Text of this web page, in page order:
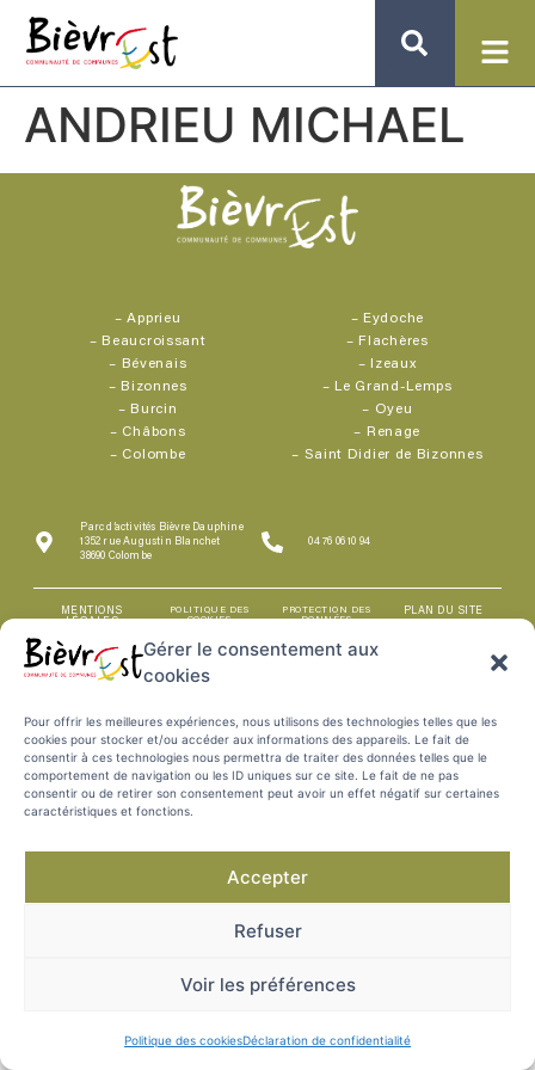
Gérer le consentement aux
cookies
Pour offrir les meilleures expériences, nous utilisons des technologies telles que les
cookies pour stocker et/ou accéder aux informations des appareils. Le fait de
consentir à ces technologies nous permettra de traiter des données telles que le
comportement de navigation ou les ID uniques sur ce site. Le fait de ne pas
consentir ou de retirer son consentement peut avoir un effet négatif sur certaines
caractéristiques et fonctions.
Accepter
Refuser
Voir les préférences
Politique des cookiesDéclaration de confidentialité
ANDRIEU MICHAEL
–Apprieu
– Beaucroissant
– Bévenais
– Bizonnes
– Burcin
– Châbons
– Colombe
– Eydoche
– Flachères
–
Izeaux
– Le Grand-Lemps
– Oyeu
– Renage
– Saint Didier de Bizonnes
Parc d’activités Bièvre Dauphine
1352 rue Augustin Blanchet
38690 Colombe
04 76 06 10 94
MENTIONS
LÉGALES
POLITIQUE DES
COOKIES
PROTECTION DES
DONNÉES
PLAN DU SITE